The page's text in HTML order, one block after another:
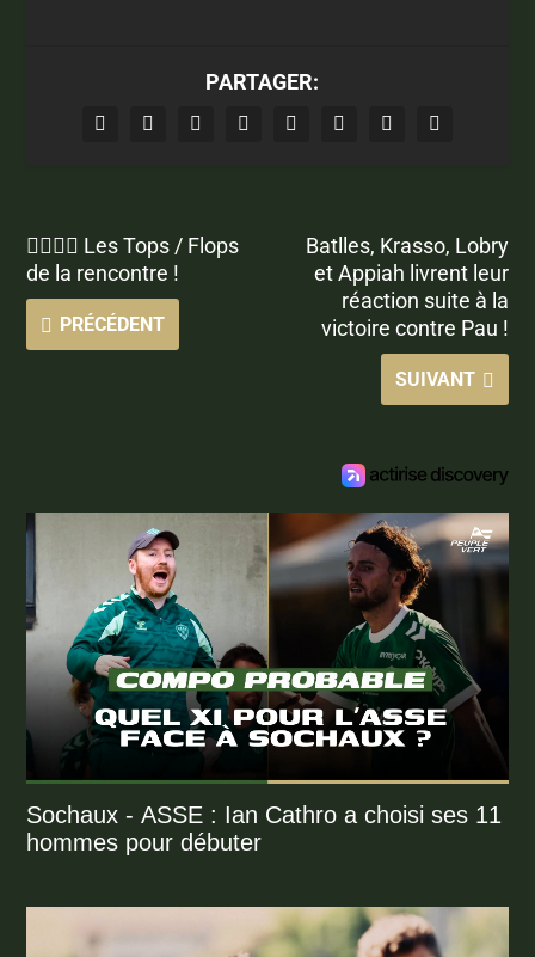
PARTAGER:
👍🏻👎🏼 Les Tops / Flops
de la rencontre !
PRÉCÉDENT
Batlles, Krasso, Lobry
et Appiah livrent leur
réaction suite à la
victoire contre Pau !
SUIVANT
Sochaux - ASSE : Ian Cathro a choisi ses 11
hommes pour débuter